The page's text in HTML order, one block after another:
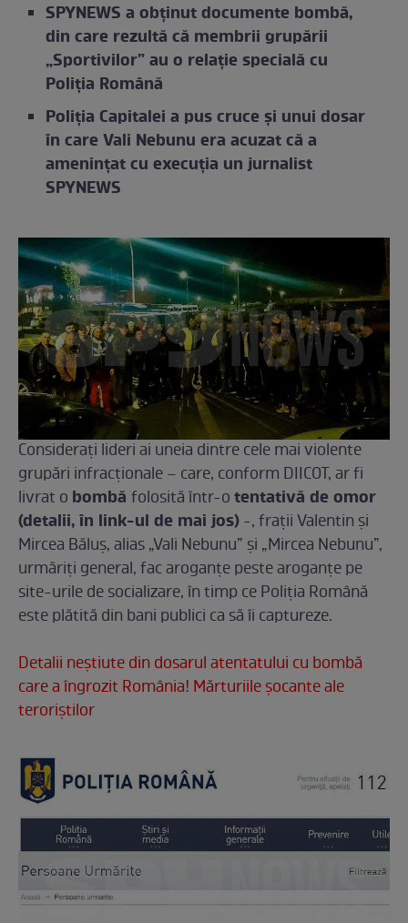
SPYNEWS a obținut documente bombă,
din care rezultă că membrii grupării
„Sportivilor” au o relație specială cu
Poliția Română
Poliția Capitalei a pus cruce și unui dosar
în care Vali Nebunu era acuzat că a
amenințat cu execuția un jurnalist
SPYNEWS
Considerați lideri ai uneia dintre cele mai violente
grupări infracționale – care, conform DIICOT, ar fi
livrat o bombă folosită într-otentativă de omor
(detalii, în link-ul de mai jos)-, frații Valentin și
Mircea Băluș, alias „Vali Nebunu” și „Mircea Nebunu”,
urmăriți general, fac aroganțe peste aroganțe pe
site-urile de socializare, în timp ce Poliția Română
este plătită din bani publici ca să îi captureze.
Detalii neştiute din dosarul atentatului cu bombă
care a îngrozit România! Mărturiile şocante ale
teroriştilor